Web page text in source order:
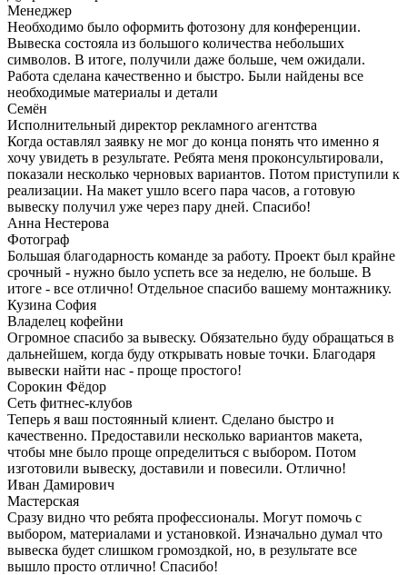
Менеджер
Необходимо было оформить фотозону для конференции.
Вывеска состояла из большого количества небольших
символов. В итоге, получили даже больше, чем ожидали.
Работа сделана качественно и быстро. Были найдены все
необходимые материалы и детали
Семён
Исполнительный директор рекламного агентства
Когда оставлял заявку не мог до конца понять что именно я
хочу увидеть в результате. Ребята меня проконсультировали,
показали несколько черновых вариантов. Потом приступили к
реализации. На макет ушло всего пара часов, а готовую
вывеску получил уже через пару дней. Спасибо!
Анна Нестерова
Фотограф
Большая благодарность команде за работу. Проект был крайне
срочный - нужно было успеть все за неделю, не больше. В
итоге - все отлично! Отдельное спасибо вашему монтажнику.
Кузина София
Владелец кофейни
Огромное спасибо за вывеску. Обязательно буду обращаться в
дальнейшем, когда буду открывать новые точки. Благодаря
вывески найти нас - проще простого!
Сорокин Фёдор
Сеть фитнес-клубов
Теперь я ваш постоянный клиент. Сделано быстро и
качественно. Предоставили несколько вариантов макета,
чтобы мне было проще определиться с выбором. Потом
изготовили вывеску, доставили и повесили. Отлично!
Иван Дамирович
Мастерская
Сразу видно что ребята профессионалы. Могут помочь с
выбором, материалами и установкой. Изначально думал что
вывеска будет слишком громоздкой, но, в результате все
вышло просто отлично! Спасибо!